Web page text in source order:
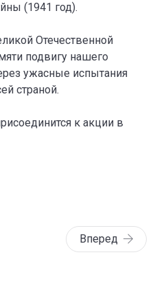
(1941 год).
Отечественной
подвигу нашего
ужасные испытания
страной.
к акции в
Вперед